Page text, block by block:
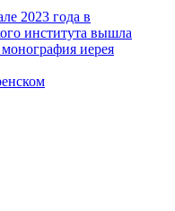
2023 года в
института вышла
иерея